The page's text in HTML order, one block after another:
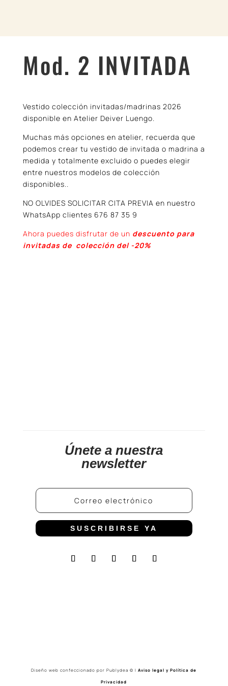
Mod. 2 INVITADA
Vestido colección invitadas/madrinas 2026
disponible en Atelier Deiver Luengo.
Muchas más opciones en atelier, recuerda que
podemos crear tu vestido de invitada o madrina a
medida y totalmente excluido o puedes elegir
entre nuestros modelos de colección
disponibles..
NO OLVIDES SOLICITAR CITA PREVIA en nuestro
WhatsApp clientes 676 87 35 9
Ahora puedes disfrutar de un descuento para
invitadas de colección del -20%
Únete a nuestra
newsletter
SUSCRIBIRSE YA
Diseño web confeccionado porPublydea© | Aviso legal y Política de
Privacidad